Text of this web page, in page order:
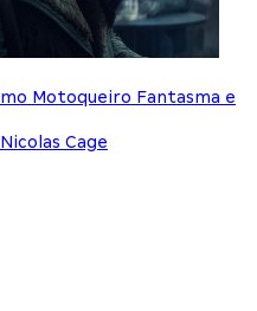
Motoqueiro Fantasma e
Cage